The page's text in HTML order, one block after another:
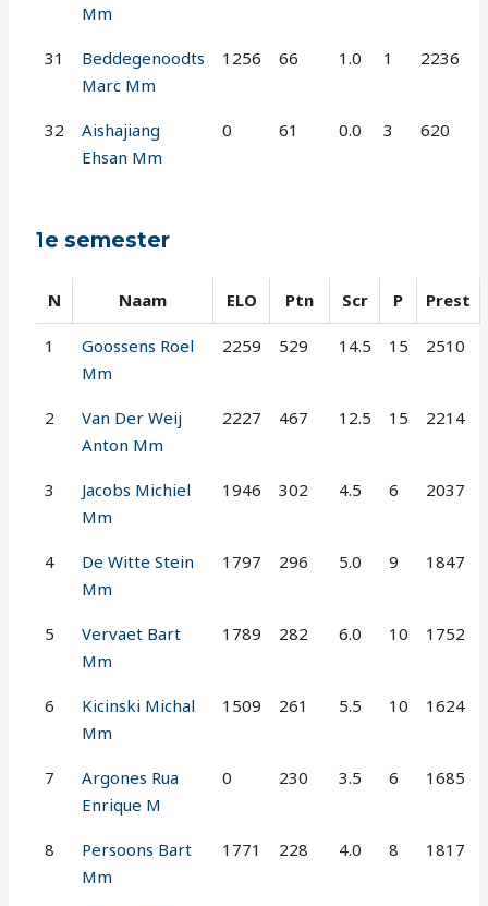
Mm
31
Beddegenoodts
Marc Mm
1256 66 1.0 1 2236
32
Aishajiang
Ehsan Mm
0 61 0.0 3 620
1e semester
N Naam ELO Ptn Scr P Prest
1
Goossens Roel
Mm
2259 529 14.5 15 2510
2
Van Der Weij
Anton Mm
2227 467 12.5 15 2214
3
Jacobs Michiel
Mm
1946 302 4.5 6 2037
4
De Witte Stein
Mm
1797 296 5.0 9 1847
5
Vervaet Bart
Mm
1789 282 6.0 10 1752
6
Kicinski Michal
Mm
1509 261 5.5 10 1624
7
Argones Rua
Enrique M
0 230 3.5 6 1685
8
Persoons Bart
Mm
1771 228 4.0 8 1817